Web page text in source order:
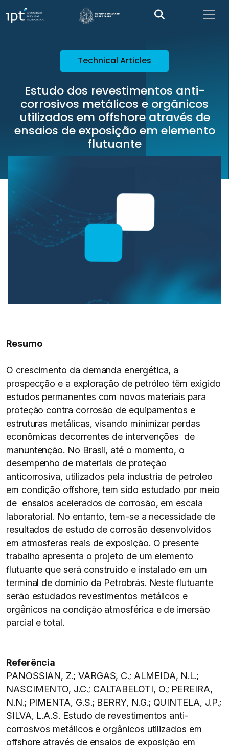
Technical Articles
Estudo dos revestimentos anti-
corrosivos metálicos e orgânicos
utilizados em offshore através de
ensaios de exposição em elemento
flutuante
Resumo
O crescimento da demanda energética, a
prospecção e a exploração de petróleo têm exigido
estudos permanentes com novos materiais para
proteção contra corrosão de equipamentos e
estruturas metálicas, visando minimizar perdas
econômicas decorrentes de intervenções de
manuntenção. No Brasil, até o momento, o
desempenho de materiais de proteção
anticorrosiva, utilizados pela industria de petroleo
em condição offshore, tem sido estudado por meio
de ensaios acelerados de corrosão, em escala
laboratorial. No entanto, tem-se a necessidade de
resultados de estudo de corrosão desenvolvidos
em atmosferas reais de exposição. O presente
trabalho apresenta o projeto de um elemento
flutuante que será construido e instalado em um
terminal de dominio da Petrobrás. Neste flutuante
serão estudados revestimentos metálicos e
orgânicos na condição atmosférica e de imersão
parcial e total.
Referência
PANOSSIAN, Z.; VARGAS, C.; ALMEIDA, N.L.;
NASCIMENTO, J.C.; CALTABELOTI, O.; PEREIRA,
N.N.; PIMENTA, G.S.; BERRY, N.G.; QUINTELA, J.P.;
SILVA, L.A.S. Estudo de revestimentos anti-
corrosivos metálicos e orgânicos utilizados em
offshore através de ensaios de exposição em